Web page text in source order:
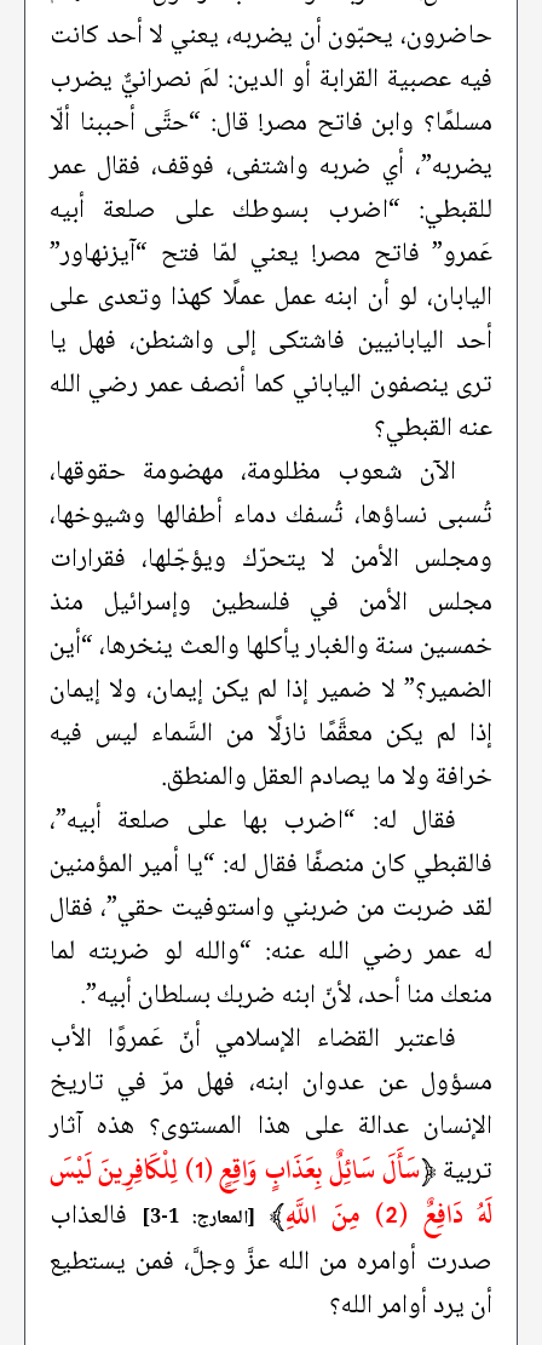
حاضرون، يحبّون أن يضربه، يعني لا أحد كانت
فيه عصبية القرابة أو الدين: لمَ نصرانيٌّ يضرب
مسلمًا؟ وابن فاتح مصر! قال: “حتَّى أحببنا ألّا
يضربه”، أي ضربه واشتفى، فوقف، فقال عمر
للقبطي: “اضرب بسوطك على صلعة أبيه
عَمرو” فاتح مصر! يعني لمّا فتح “آيزنهاور”
اليابان، لو أن ابنه عمل عملًا كهذا وتعدى على
أحد اليابانيين فاشتكى إلى واشنطن، فهل يا
ترى ينصفون الياباني كما أنصف عمر رضي الله
عنه القبطي؟
الآن شعوب مظلومة، مهضومة حقوقها،
تُسبى نساؤها، تُسفك دماء أطفالها وشيوخها،
ومجلس الأمن لا يتحرّك ويؤجّلها، فقرارات
مجلس الأمن في فلسطين وإسرائيل منذ
خمسين سنة والغبار يأكلها والعث ينخرها، “أين
الضمير؟” لا ضمير إذا لم يكن إيمان، ولا إيمان
إذا لم يكن معقَّمًا نازلًا من السَّماء ليس فيه
خرافة ولا ما يصادم العقل والمنطق.
فقال له: “اضرب بها على صلعة أبيه”،
فالقبطي كان منصفًا فقال له: “يا أمير المؤمنين
لقد ضربت من ضربني واستوفيت حقي”، فقال
له عمر رضي الله عنه: “والله لو ضربته لما
منعك منا أحد، لأنّ ابنه ضربك بسلطان أبيه”.
فاعتبر القضاء الإسلامي أنّ عَمروًا الأب
مسؤول عن عدوان ابنه، فهل مرّ في تاريخ
الإنسان عدالة على هذا المستوى؟ هذه آثار
تربية﴿
سَأَلَ سَائِلٌ بِعَذَابٍ وَاقِعٍ (1) لِلْكَافِرِينَ لَيْسَ
لَهُ دَافِعٌ (2) مِنَ اللَّهِ
﴾ [المعارج: 1-3]
فالعذاب
صدرت أوامره من الله عزَّ وجلَّ، فمن يستطيع
أن يرد أوامر الله؟